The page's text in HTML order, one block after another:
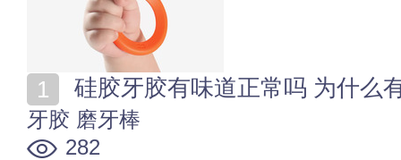
硅胶牙胶有味道正常吗 为什么
牙胶 磨牙棒
282